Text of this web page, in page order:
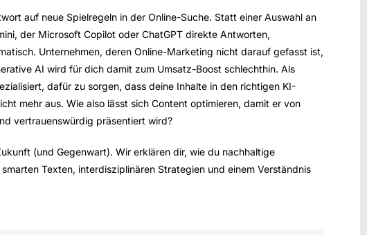
auf neue Spielregeln in der Online-Suche. Statt einer Auswahl an
der Microsoft Copilot oder ChatGPT direkte Antworten,
Unternehmen, deren Online-Marketing nicht darauf gefasst ist,
AI wird für dich damit zum Umsatz-Boost schlechthin. Als
dafür zu sorgen, dass deine Inhalte in den richtigen KI-
mehr aus. Wie also lässt sich Content optimieren, damit er von
vertrauenswürdig präsentiert wird?
(und Gegenwart). Wir erklären dir, wie du nachhaltige
Texten, interdisziplinären Strategien und einem Verständnis